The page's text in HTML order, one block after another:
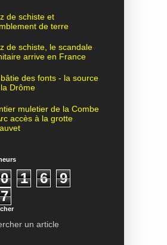
de schiste et
de terre
de schiste, le scandale
arrive en France
des fonts - la source
Drôme
muletier de la Combe
accès à la grotte
0 1 6
9
7
un article